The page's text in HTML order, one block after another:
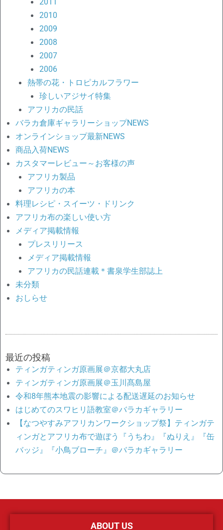
2011
2010
2009
2008
2007
2006
熱帯の花・トロピカルフラワー
珍しいアジサイ特集
アフリカの民話
バラカ倉庫ギャラリーショップNEWS
オンラインショップ最新NEWS
商品入荷NEWS
カスタマーレビュー～お客様の声
アフリカ製品
アフリカの本
料理レシピ・スイーツ・ドリンク
アフリカ布の楽しい使い方
メディア掲載情報
プレスリリース
メディア掲載情報
アフリカの民話連載＊書泉学生部誌上
未分類
おしらせ
最近の投稿
ティンガティンガ原画展＠京都大丸店
ティンガティンガ原画展＠玉川髙島屋
令和8年熊本地震の影響による配送遅延のお知らせ
はじめてのスワヒリ語教室＠バラカギャラリー
【なつやすみアフリカンワークショップ祭】ティンガテ
ィンガとアフリカ布で遊ぼう『うちわ』『ぬりえ』『缶
バッジ』『小鳥ブローチ』＠バラカギャラリー
ABOUT US